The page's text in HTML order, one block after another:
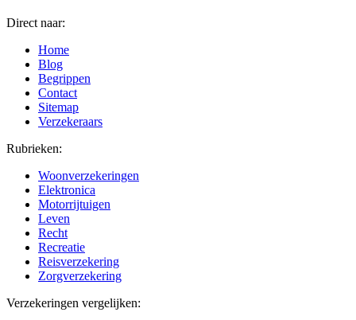
Direct naar:
Home
Blog
Begrippen
Contact
Sitemap
Verzekeraars
Rubrieken:
Woonverzekeringen
Elektronica
Motorrijtuigen
Leven
Recht
Recreatie
Reisverzekering
Zorgverzekering
Verzekeringen vergelijken: